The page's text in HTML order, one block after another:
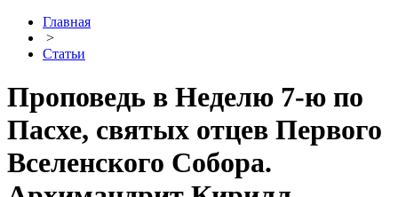
Главная
>
Статьи
Проповедь в Неделю 7-ю по
Пасхе, святых отцев Первого
Вселенского Собора.